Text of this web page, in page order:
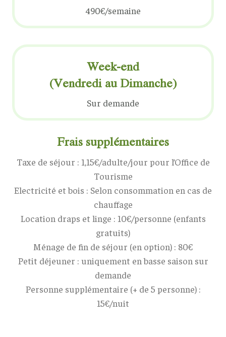
490€/semaine
Week-end
(Vendredi au Dimanche)
Sur demande
Frais supplémentaires
Taxe de séjour : 1,15€/adulte/jour pour l’Office de
Tourisme
Electricité et bois : Selon consommation en cas de
chauffage
Location draps et linge : 10€/personne (enfants
gratuits)
Ménage de fin de séjour (en option) : 80€
Petit déjeuner : uniquement en basse saison sur
demande
Personne supplémentaire (+ de 5 personne) :
15€/nuit